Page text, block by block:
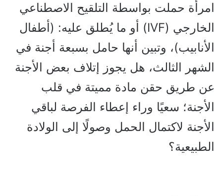
امرأة حملت بواسطة التلقيح الاصطناعي
الخارجي (IVF) أو ما يُطلق عليه: (أطفال
الأنابيب)، وتبين أنها حامل بسبعة أجنة في
الشهر الثالث، هل يجوز إتلاف بعض الأجنة
عن طريق حقن مادة مميتة في قلب
الأجنة؛ سعيًا وراء إعطاء الفرصة لباقي
الأجنة لاكتمال الحمل وصولًا إلى الولادة
الطبيعية؟